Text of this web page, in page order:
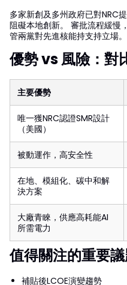
多家新創及多州政府已對NRC
阻礙本地創新。 審批流程緩慢
管兩黨對先進核能持支持立場。
優勢 vs 風險：對
主要優勢
唯一獲NRC認證SMR設計
（美國）
被動運作，高安全性
在地、模組化、碳中和解
決方案
大廠青睞，供應高耗能AI
所需電力
值得關注的重要
補貼後LCOE演變趨勢